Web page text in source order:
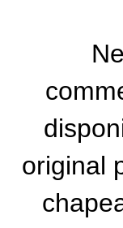
original